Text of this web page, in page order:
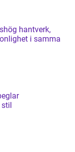
i samma
stil